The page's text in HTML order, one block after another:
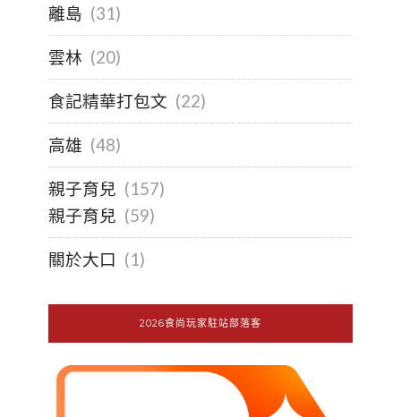
離島 (31)
雲林 (20)
食記精華打包文 (22)
高雄 (48)
親子育兒 (157)
親子育兒 (59)
關於大口 (1)
2026食尚玩家駐站部落客